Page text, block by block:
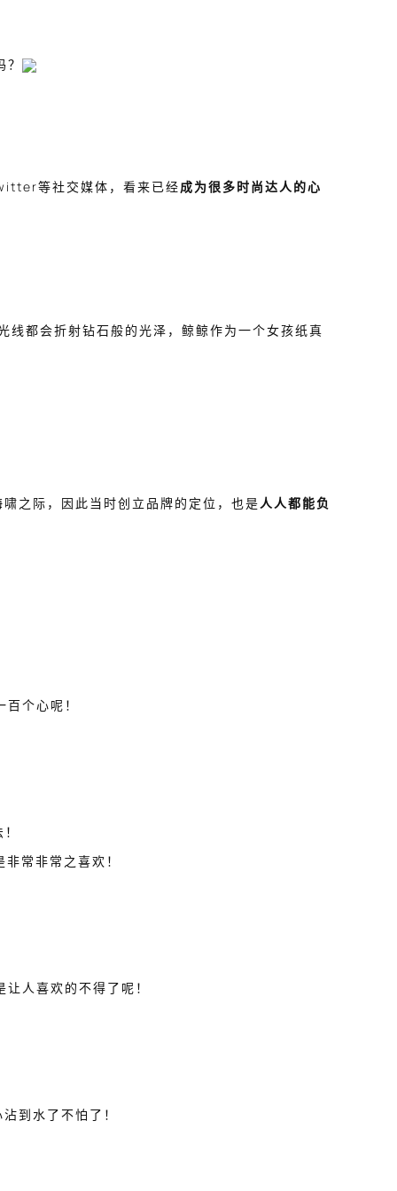
等社交媒体，看来已经成为很多时尚达人的心
线都会折射钻石般的光泽，鲸鲸作为一个女孩纸真
之际，因此当时创立品牌的定位，也是人人都能负
个心呢！
常非常之喜欢！
人喜欢的不得了呢！
到水了不怕了！